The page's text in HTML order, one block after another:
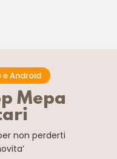
e Android
Mepa
non perderti